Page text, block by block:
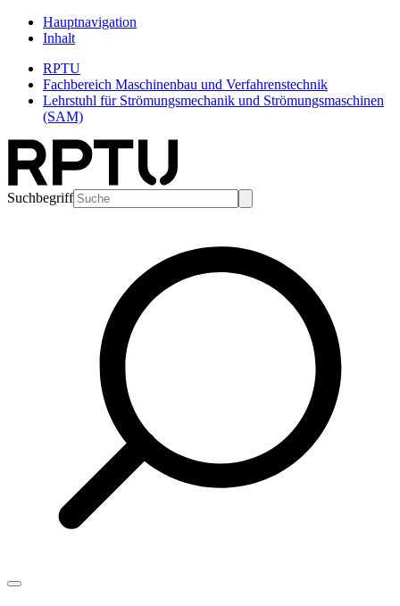
Hauptnavigation
Inhalt
RPTU
Fachbereich Maschinenbau und Verfahrenstechnik
Lehrstuhl für Strömungsmechanik und Strömungsmaschinen
(SAM)
Suchbegriff